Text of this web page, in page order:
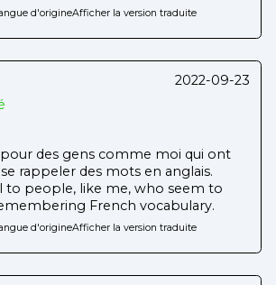
d'origineAfficher la version traduite
2022-09-23
pour des gens comme moi qui ont
rappeler des mots en anglais.
to people, like me, who seem to
French vocabulary.
d'origineAfficher la version traduite